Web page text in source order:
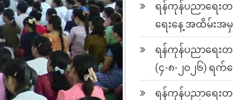
ရန်ကုန်ပညာရေး
ရေးနေ့ အထိမ်းအမှ
ရန်ကုန်ပညာရေး
(၄-၈-၂၀၂၆) ရက်
ရန်ကုန်ပညာရေး